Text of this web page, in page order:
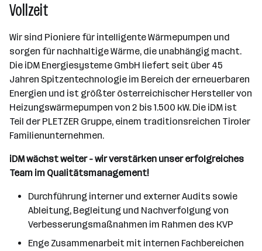
Vollzeit
Wir sind Pioniere für intelligente Wärmepumpen und
sorgen für nachhaltige Wärme, die unabhängig macht.
Die iDM Energiesysteme GmbH liefert seit über 45
Jahren Spitzentechnologie im Bereich der erneuerbaren
Energien und ist größter österreichischer Hersteller von
Heizungswärmepumpen von 2 bis 1.500 kW. Die iDM ist
Teil der PLETZER Gruppe, einem traditionsreichen Tiroler
Familienunternehmen.
iDM wächst weiter - wir verstärken unser erfolgreiches
Team im Qualitätsmanagement!
Durchführung interner und externer Audits sowie
Ableitung, Begleitung und Nachverfolgung von
Verbesserungsmaßnahmen im Rahmen des KVP
Enge Zusammenarbeit mit internen Fachbereichen